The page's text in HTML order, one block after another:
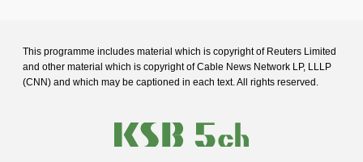
This programme includes material which is copyright of Reuters Limited
and other material which is copyright of Cable News Network LP, LLLP
(CNN) and which may be captioned in each text. All rights reserved.